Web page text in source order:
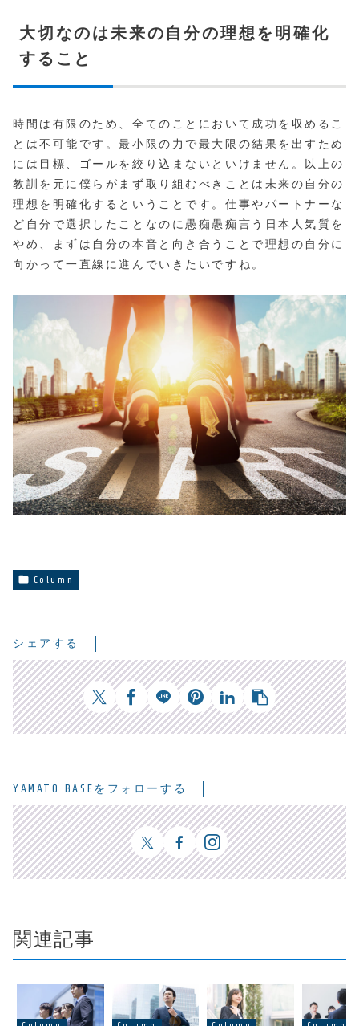
大切なのは未来の自分の理想を明確化
すること
時間は有限のため、全てのことにおいて成功を収めるこ
とは不可能です。最小限の力で最大限の結果を出すため
には目標、ゴールを絞り込まないといけません。以上の
教訓を元に僕らがまず取り組むべきことは未来の自分の
理想を明確化するということです。仕事やパートナーな
ど自分で選択したことなのに愚痴愚痴言う日本人気質を
やめ、まずは自分の本音と向き合うことで理想の自分に
向かって一直線に進んでいきたいですね。
Column
シェアする
YAMATO BASEをフォローする
関連記事